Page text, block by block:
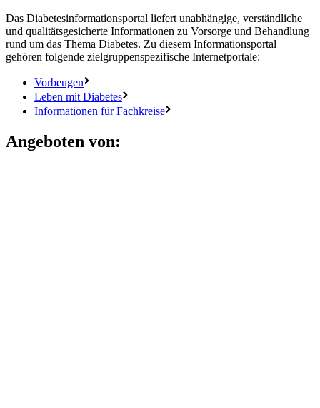
Das Diabetesinformationsportal liefert unabhängige, verständliche
und qualitätsgesicherte Informationen zu Vorsorge und Behandlung
rund um das Thema Diabetes. Zu diesem Informationsportal
gehören folgende zielgruppenspezifische Internetportale:
Vorbeugen
Leben mit Diabetes
Informationen für Fachkreise
Angeboten von: